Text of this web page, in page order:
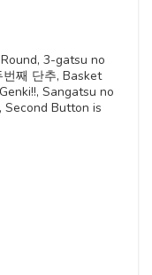
3-gatsu no
째 단추, Basket
Sangatsu no
Second Button is